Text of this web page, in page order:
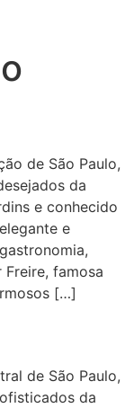
de São Paulo,
da
e conhecido
e
famosa
[…]
de São Paulo,
da